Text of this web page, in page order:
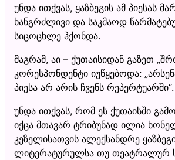
უნდა ითქვას, ყაზბეგის ამ პიესას
ხანგრძლივი და საკმაოდ
სიცოცხლე ჰქონდა.
მაგრამ, აი – ქუთაისიდან გაზეთ
კორესპონდენტი იუწყებოდა:
პიესა არ არის ჩვენს რეპერტუარში“.
უნდა ითქვას, რომ ეს ქუთაისში
იქცა მთავარ ტრიბუნად ილია
კეზელისათვის ალექსანდრე
ლიტერატურულსა თუ თეატრალურ